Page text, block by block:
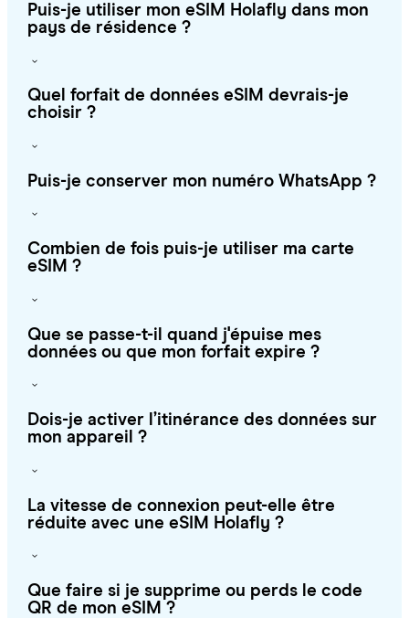
Puis-je utiliser mon eSIM Holafly dans mon
pays de résidence ?
Quel forfait de données eSIM devrais-je
choisir ?
Puis-je conserver mon numéro WhatsApp ?
Combien de fois puis-je utiliser ma carte
eSIM ?
Que se passe-t-il quand j'épuise mes
données ou que mon forfait expire ?
Dois-je activer l’itinérance des données sur
mon appareil ?
La vitesse de connexion peut-elle être
réduite avec une eSIM Holafly ?
Que faire si je supprime ou perds le code
QR de mon eSIM ?